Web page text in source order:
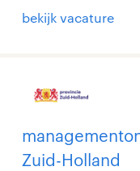
bekijk vacature
Zuid-Holland